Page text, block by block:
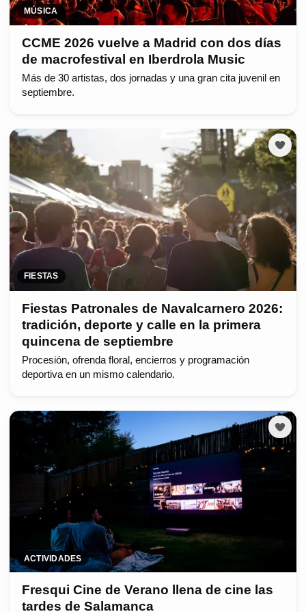
MÚSICA
CCME 2026 vuelve a Madrid con dos días
de macrofestival en Iberdrola Music
Más de 30 artistas, dos jornadas y una gran cita juvenil en
septiembre.
FIESTAS
Fiestas Patronales de Navalcarnero 2026:
tradición, deporte y calle en la primera
quincena de septiembre
Procesión, ofrenda floral, encierros y programación
deportiva en un mismo calendario.
ACTIVIDADES
Fresqui Cine de Verano llena de cine las
tardes de Salamanca